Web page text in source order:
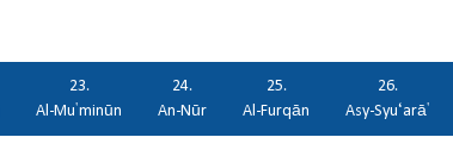
23.
Al-Mu'minūn
24.
An-Nūr
25.
Al-Furqān
26.
Asy-Syu‘arā'